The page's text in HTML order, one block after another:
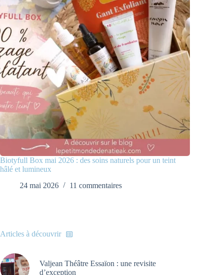
Biotyfull Box mai 2026 : des soins naturels pour un teint
hâlé et lumineux
24 mai 2026
11 commentaires
Articles à découvrir
Valjean Théâtre Essaïon : une revisite
d’exception